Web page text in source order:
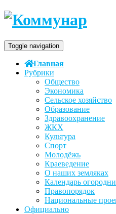
Toggle navigation
Главная
Рубрики
Общество
Экономика
Сельское хозяйство
Образование
Здравоохранение
ЖКХ
Культура
Спорт
Молодёжь
Краеведение
О наших земляках
Календарь
Правопорядок
Национальные
Официально